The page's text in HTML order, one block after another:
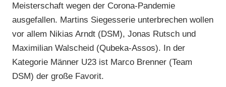
Meisterschaft wegen der Corona-Pandemie
ausgefallen. Martins Siegesserie unterbrechen wollen
vor allem Nikias Arndt (DSM), Jonas Rutsch und
Maximilian Walscheid (Qubeka-Assos). In der
Kategorie Männer U23 ist Marco Brenner (Team
DSM) der große Favorit.